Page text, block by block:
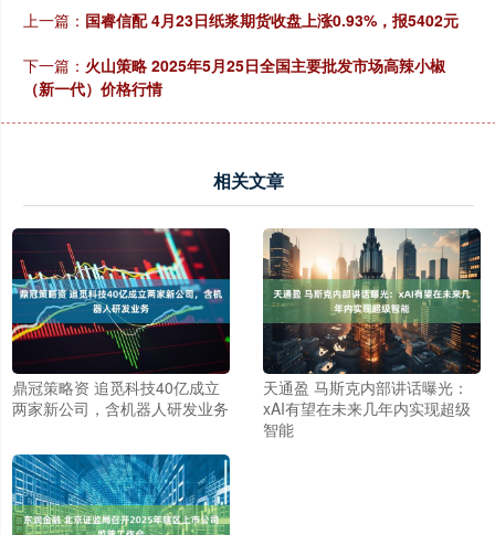
上一篇： 国睿信配 4月23日纸浆期货收盘上涨0.93%，报5402元
下一篇： 火山策略 2025年5月25日全国主要批发市场高辣小椒
（新一代）价格行情
相关文章
鼎冠策略资 追觅科技40亿成立
两家新公司，含机器人研发业务
天通盈 马斯克内部讲话曝光：
xAI有望在未来几年内实现超级
智能